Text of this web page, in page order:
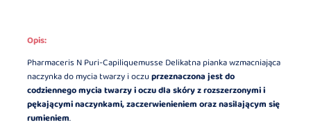
Opis:
Pharmaceris N Puri-Capiliquemusse Delikatna pianka wzmacniająca
naczynka do mycia twarzy i oczuprzeznaczona jest do
codziennego mycia twarzy i oczu dla skóry z rozszerzonymi i
pękającymi naczynkami, zaczerwienieniem oraz nasilającym się
rumieniem.